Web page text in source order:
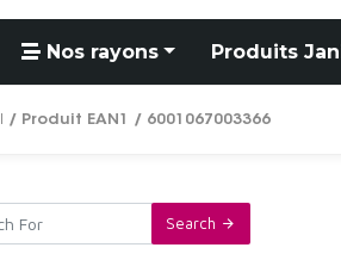
Nos rayons Produits
/ Produit EAN1 / 6001067003366
Search